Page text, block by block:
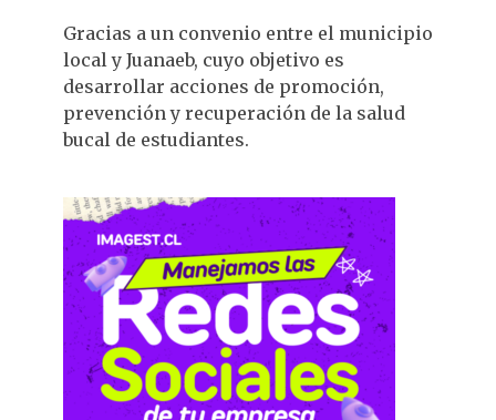
Gracias a un convenio entre el municipio
local y Juanaeb, cuyo objetivo es
desarrollar acciones de promoción,
prevención y recuperación de la salud
bucal de estudiantes.